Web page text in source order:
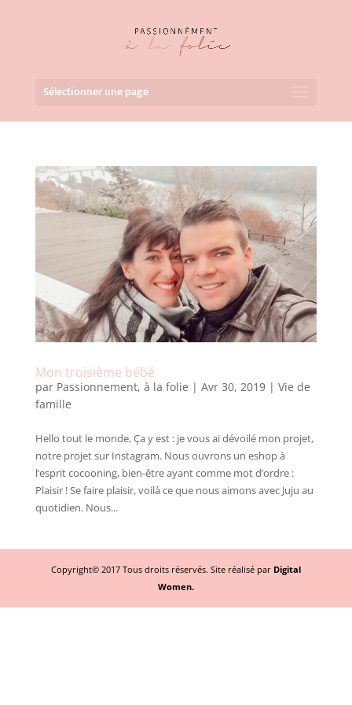
Sélectionner une page
Mon troisième bébé
par Passionnement, à la folie | Avr 30, 2019| Vie de
famille
Hello tout le monde, Ça y est : je vous ai dévoilé mon projet,
notre projet sur Instagram. Nous ouvrons un eshop à
l’esprit cocooning, bien-être ayant comme mot d’ordre :
Plaisir ! Se faire plaisir, voilà ce que nous aimons avec Juju au
quotidien. Nous...
Copyright© 2017 Tous droits réservés. Site réalisé par Digital
Women.